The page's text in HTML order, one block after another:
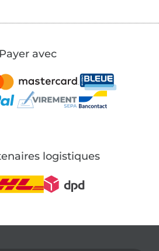
Payer avec
logistiques